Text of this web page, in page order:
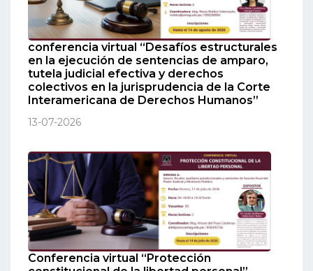
conferencia virtual “Desafíos estructurales
en la ejecución de sentencias de amparo,
tutela judicial efectiva y derechos
colectivos en la jurisprudencia de la Corte
Interamericana de Derechos Humanos”
13-07-2026
Conferencia virtual “Protección